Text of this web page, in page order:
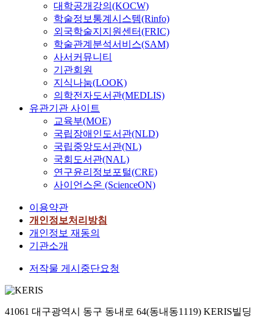
대학공개강의(KOCW)
학술정보통계시스템(Rinfo)
외국학술지지원센터(FRIC)
학술관계분석서비스(SAM)
사서커뮤니티
기관회원
지식나눔(LOOK)
의학전자도서관(MEDLIS)
유관기관 사이트
교육부(MOE)
국립장애인도서관(NLD)
국립중앙도서관(NL)
국회도서관(NAL)
연구윤리정보포털(CRE)
사이언스온 (ScienceON)
이용약관
개인정보처리방침
개인정보 재동의
기관소개
저작물 게시중단요청
41061 대구광역시 동구 동내로 64(동내동1119) KERIS빌딩